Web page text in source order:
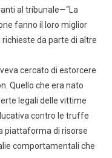
al tribunale—“La
fanno il loro miglior
da parte di altre
cercato di estorcere
Quello che era nato
legali delle vittime
contro le truffe
piattaforma di risorse
comportamentali che